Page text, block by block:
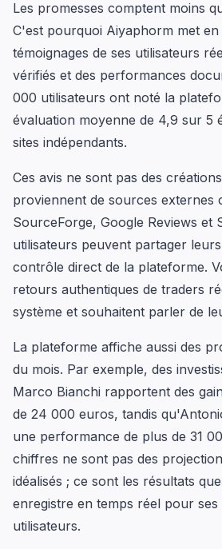
Les promesses comptent moins
C'est pourquoi Aiyaphorm met en
témoignages de ses utilisateurs
vérifiés et des performances
000 utilisateurs ont noté la
évaluation moyenne de 4,9 sur 5
sites indépendants.
Ces avis ne sont pas des
proviennent de sources externes
SourceForge, Google Reviews et
utilisateurs peuvent partager
contrôle direct de la plateforme.
retours authentiques de traders
système et souhaitent parler de
La plateforme affiche aussi des
du mois. Par exemple, des
Marco Bianchi rapportent des
de 24 000 euros, tandis
une performance de plus de 31
chiffres ne sont pas des
idéalisés ; ce sont les résultats
enregistre en temps réel pour ses
utilisateurs.